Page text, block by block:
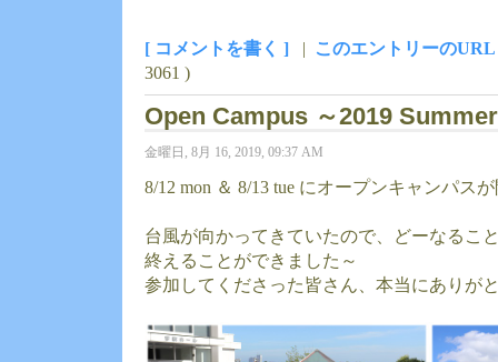
[ コメントを書く ] | このエントリーのURL
3061 )
Open Campus ～2019
金曜日, 8月 16, 2019, 09:37 AM
8/12 mon ＆ 8/13 tue にオープンキャンパス
台風が向かってきていたので、どーなるこ
終えることができました～
参加してくださった皆さん、本当にありが